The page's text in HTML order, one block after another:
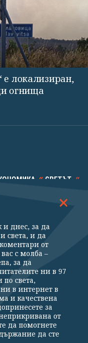
локализиран,
огнища
СВЕТЪТ
КАЛЕЙДОСКОП
поверителност
За Клуб Z
ни
ЕООД, София, ул. "Алеко
и днес, за да
света, и да
от
с молба –
за да
ни в 97
света,
в интернет в
и качествена
за
от
да помогнете
да сте